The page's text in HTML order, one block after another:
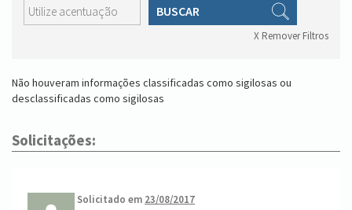
BUSCAR
X Remover Filtros
Não houveram informações classificadas como sigilosas ou
desclassificadas como sigilosas
Solicitações:
Solicitado em 23/08/2017